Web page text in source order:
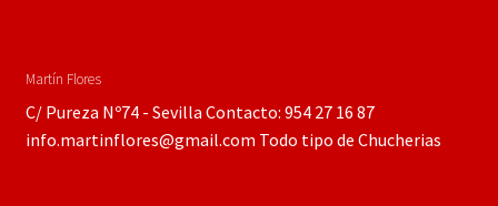
Martín Flores
C/ Pureza Nº74 - Sevilla Contacto: 954 27 16 87
info.martinflores@gmail.com Todo tipo de Chucherias